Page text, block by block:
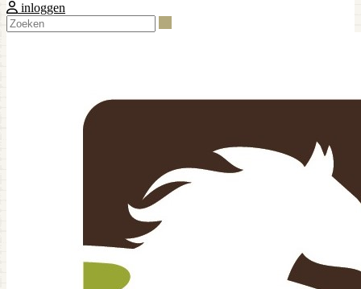
inloggen